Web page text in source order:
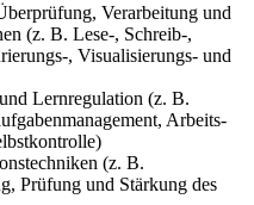
Verarbeitung und
(z. B. Lese-, Schreib-,
, Visualisierungs- und
Lernregulation (z. B.
Arbeits-
(z. B.
Prüfung und Stärkung des